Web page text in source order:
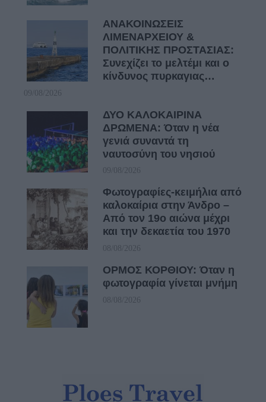
ΑΝΑΚΟΙΝΩΣΕΙΣ
ΛΙΜΕΝΑΡΧΕΙΟΥ &
ΠΟΛΙΤΙΚΗΣ ΠΡΟΣΤΑΣΙΑΣ:
Συνεχίζει το μελτέμι και ο
κίνδυνος πυρκαγιας…
09/08/2026
ΔΥΟ ΚΑΛΟΚΑΙΡΙΝΑ
ΔΡΩΜΕΝΑ: Όταν η νέα
γενιά συναντά τη
ναυτοσύνη του νησιού
09/08/2026
Φωτογραφίες-κειμήλια από
καλοκαίρια στην Άνδρο –
Από τον 19ο αιώνα μέχρι
και την δεκαετία του 1970
08/08/2026
ΟΡΜΟΣ ΚΟΡΘΙΟΥ: Όταν η
φωτογραφία γίνεται μνήμη
08/08/2026